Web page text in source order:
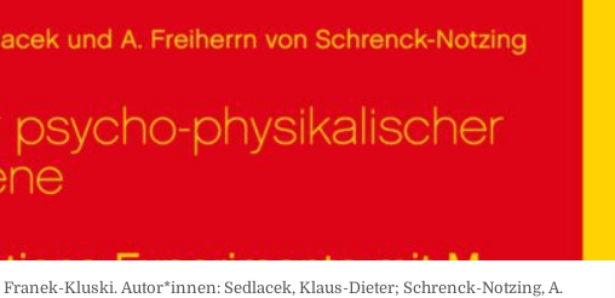
Kluski. Autor*innen: Sedlacek, Klaus-Dieter; Schrenck-Notzing, A.